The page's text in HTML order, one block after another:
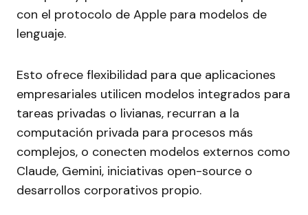
con el protocolo de Apple para modelos de
lenguaje.
Esto ofrece flexibilidad para que aplicaciones
empresariales utilicen modelos integrados para
tareas privadas o livianas, recurran a la
computación privada para procesos más
complejos, o conecten modelos externos como
Claude, Gemini, iniciativas open-source o
desarrollos corporativos propio.